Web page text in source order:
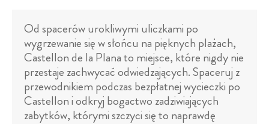
Od spacerów urokliwymi uliczkami po
wygrzewanie się w słońcu na pięknych plażach,
Castellon de la Plana to miejsce, które nigdy nie
przestaje zachwycać odwiedzających. Spaceruj z
przewodnikiem podczas bezpłatnej wycieczki po
Castellon i odkryj bogactwo zadziwiających
zabytków, którymi szczyci się to naprawdę